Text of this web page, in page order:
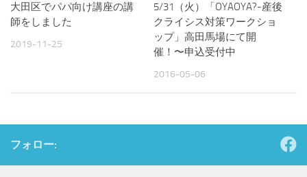
大田区でパパ向け講座の講
師をしました
2019-11-25
5/31（火）「OYAOYA?-産後
クライシス対策ワークショ
ップ」高田馬場にて開
催！〜申込受付中
2016-05-06
フォロー: